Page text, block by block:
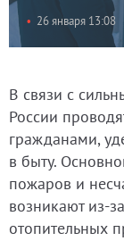
26 января 13:08
В связи с
России
гражданами,
в быту.
пожаров и
возникают из-
отопительных